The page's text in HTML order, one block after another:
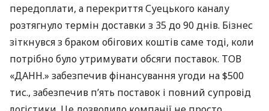
передоплати, а перекриття Суецького каналу
розтягнуло термін доставки з 35 до 90 днів. Бізнес
зіткнувся з браком обігових коштів саме тоді, коли
потрібно було утримувати обсяги поставок. ТОВ
«ДАНН.» забезпечив фінансування угоди на $500
тис., забезпечив п’ять поставок і повний супровід